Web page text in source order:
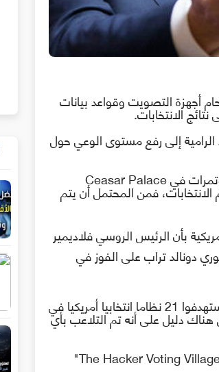
أجهزة التصويت وقواعد بيانات
الانتخابات.
إطار الجهود الرامية إلى رفع مستوى الوعي حول
فيCeasar Palace
فمن المحتمل أن يتم
بأن الرئيس الروسي فلاديمير
دونالد تراب على الفوز في
وقال مسؤول بوزارة الامن الداخلى للكونجرس في يونيو أن القراصنة الروس استهدفوا 21 نظاما انتخابيا أمريكيا في
ولكن لم يكن هناك دليل على أنه تم التلاعب بأي
The Hacker Voting
"